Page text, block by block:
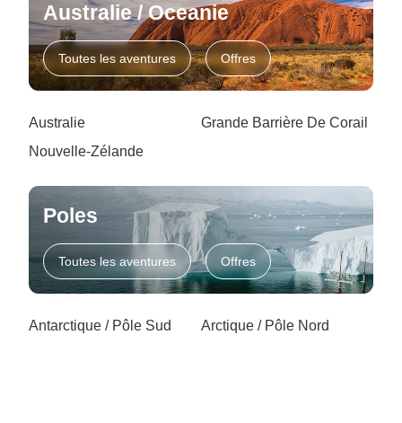
Australie / Oceanie
Toutes les aventures Offres
Australie
Grande Barrière De Corail
Nouvelle-Zélande
Poles
Toutes les aventures Offres
Antarctique / Pôle Sud Arctique / Pôle Nord